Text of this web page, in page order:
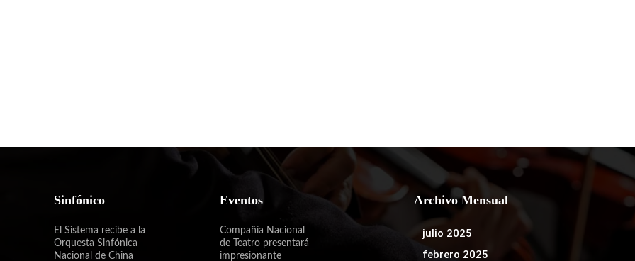
Sinfónico
El Sistema recibe a la
Orquesta Sinfónica
Nacional de China
Eventos
Compañía Nacional
de Teatro presentará
impresionante
Archivo Mensual
julio 2025
febrero 2025